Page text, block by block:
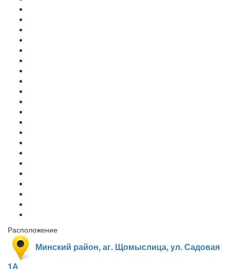
Расположение
Минский район, аг. Щомыслица, ул. Садовая
1А